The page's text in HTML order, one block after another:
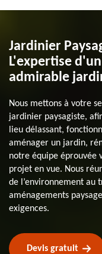
Jardinier
L'expertise
admirable
Nous mettons à votre
jardinier paysagiste,
lieu délassant,
aménager un jardin,
notre équipe éprouvée
projet en vue. Nous
de l’environnement au
aménagements
exigences.
Devis gratuit